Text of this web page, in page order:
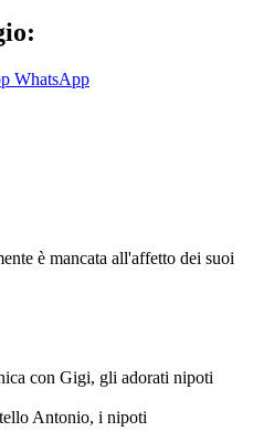
WhatsApp
è mancata all'affetto dei suoi
con Gigi, gli adorati nipoti
Antonio, i nipoti